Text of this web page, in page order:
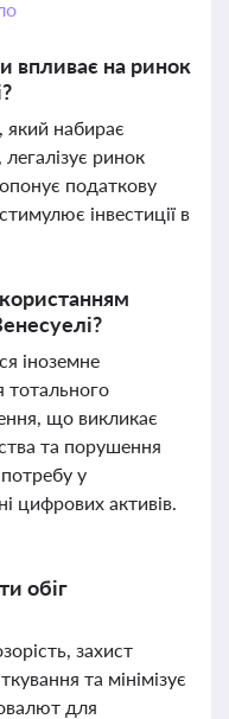
впливає на ринок
який набирає
ринок
податкову
інвестиції в
іноземне
тотального
що викликає
та порушення
у
цифрових активів.
обіг
захист
та мінімізує
для